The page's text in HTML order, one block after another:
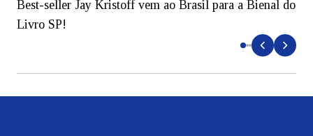
Best-seller Jay Kristoff vem ao Brasil para a Bienal do
Livro SP!